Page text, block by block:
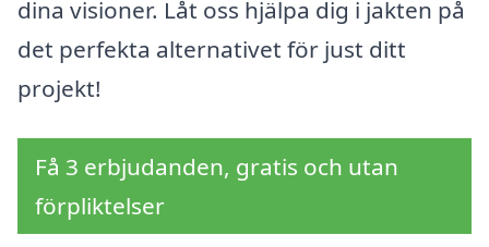
dina visioner. Låt oss hjälpa dig i jakten på
det perfekta alternativet för just ditt
projekt!
Få 3 erbjudanden, gratis och utan
förpliktelser